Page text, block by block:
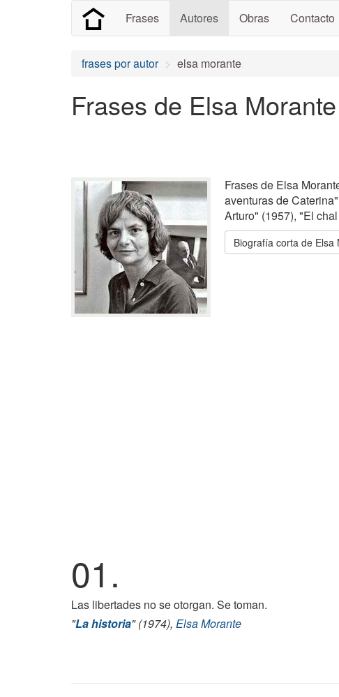
Frases Autores Obras Contacto
frases por autor elsa morante
Frases de Elsa Morante
Frases de Elsa
aventuras de
Arturo" (1957), "El
Biografía corta de Elsa
01.
Las libertades no se otorgan. Se toman.
"La historia" (1974), Elsa Morante